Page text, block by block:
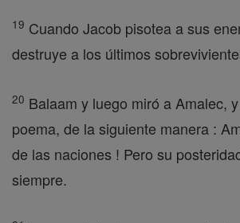
19 Cuando Jacob pisotea a sus
destruye a los últimos
20 Balaam y luego miró a Amalec,
poema, de la siguiente manera :
de las naciones ! Pero su
siempre.